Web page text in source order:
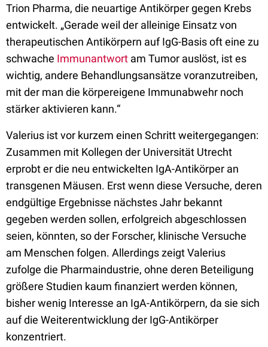
Trion Pharma, die neuartige Antikörper gegen Krebs
entwickelt. „Gerade weil der alleinige Einsatz von
therapeutischen Antikörpern auf IgG-Basis oft eine zu
schwache Immunantwort am Tumor auslöst, ist es
wichtig, andere Behandlungsansätze voranzutreiben,
mit der man die körpereigene Immunabwehr noch
stärker aktivieren kann.“
Valerius ist vor kurzem einen Schritt weitergegangen:
Zusammen mit Kollegen der Universität Utrecht
erprobt er die neu entwickelten IgA-Antikörper an
transgenen Mäusen. Erst wenn diese Versuche, deren
endgültige Ergebnisse nächstes Jahr bekannt
gegeben werden sollen, erfolgreich abgeschlossen
seien, könnten, so der Forscher, klinische Versuche
am Menschen folgen. Allerdings zeigt Valerius
zufolge die Pharmaindustrie, ohne deren Beteiligung
größere Studien kaum finanziert werden können,
bisher wenig Interesse an IgA-Antikörpern, da sie sich
auf die Weiterentwicklung der IgG-Antikörper
konzentriert.